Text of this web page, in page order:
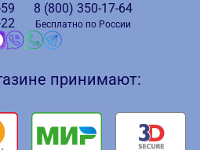
8 (800) 350-17-64
Бесплатно по России
принимают: